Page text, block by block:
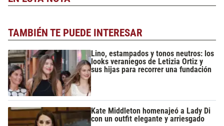
TAMBIÉN TE PUEDE INTERESAR
Lino, estampados y tonos neutros: los
looks veraniegos de Letizia Ortiz y
sus hijas para recorrer una fundación
Kate Middleton homenajeó a Lady Di
con un outfit elegante y arriesgado